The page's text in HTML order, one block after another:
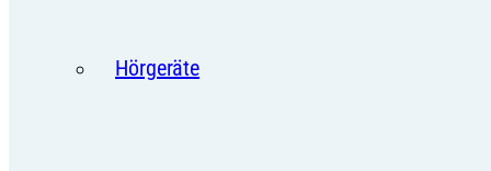
Hörgeräte